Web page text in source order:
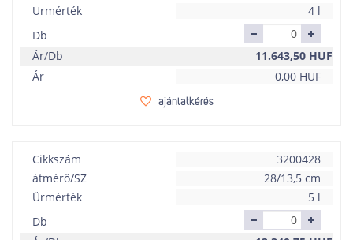
Ürmérték
4 l
Db
Ár/Db
11.643,50 HUF
Ár
0,00 HUF
ajánlatkérés
Cikkszám
3200428
átmérő/SZ
28/13,5 cm
Ürmérték
5 l
Db